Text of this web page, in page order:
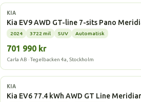
Elbil
KIA
Kia EV9 AWD GT-line 7-sits Pano
2024 3722 mil SUV Automatisk
701 990 kr
Carla AB · Tegelbacken 4a, Stockholm
Elbil
KIA
Kia EV6 77.4 kWh AWD GT Line